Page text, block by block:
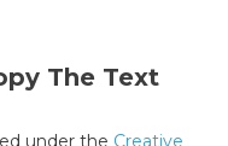
The Text
under the Creative